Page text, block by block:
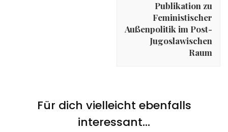
Publikation zu
Feministischer
Außenpolitik im Post-
Jugoslawischen
Raum
Für dich vielleicht ebenfalls
interessant...